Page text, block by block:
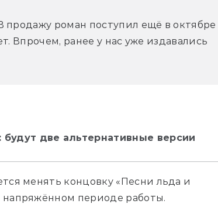
роман поступил ещё в октябре
две альтернативные версии
менять концовку «Песни льда и
напряжённом периоде работы.